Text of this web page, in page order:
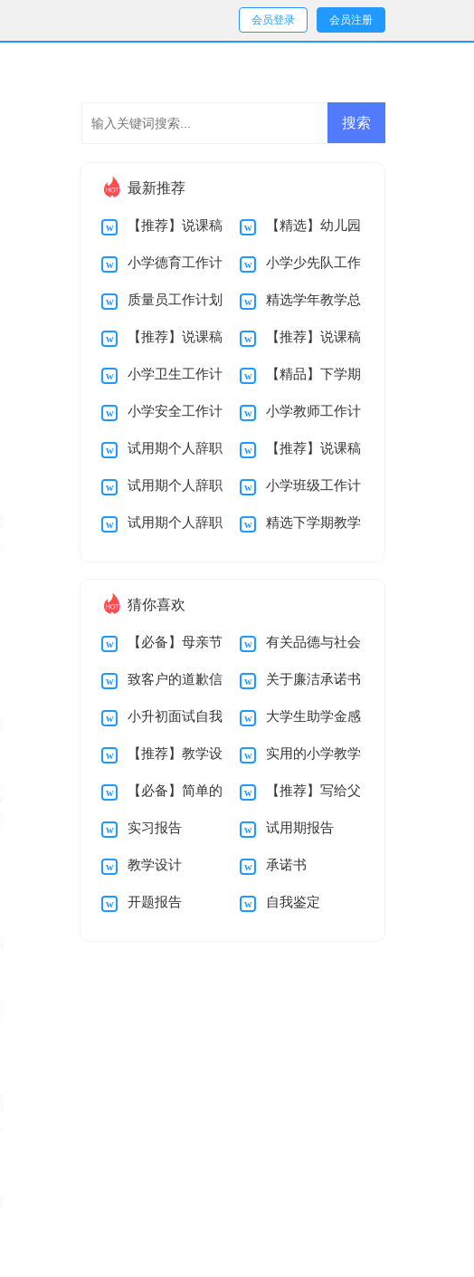
会员登录 会员注册
最新推荐
【推荐】说课稿
初中集锦四篇
【精选】幼儿园
说课稿三篇
小学德育工作计
划
小学少先队工作
计划
质量员工作计划 精选学年教学总
结范文汇总6篇
【推荐】说课稿
范文集锦7篇
【推荐】说课稿
4篇
小学卫生工作计
划
【精品】下学期
教学总结10篇
小学安全工作计
划
小学教师工作计
划
试用期个人辞职
报告范文7篇
【推荐】说课稿
3篇
试用期个人辞职
报告范文汇总10篇
小学班级工作计
划范文
试用期个人辞职 精选下学期教学
猜你喜欢
【必备】母亲节
感谢信三篇
有关品德与社会
教学总结汇编十篇
致客户的道歉信 关于廉洁承诺书
汇编九篇
小升初面试自我
介绍
大学生助学金感
谢信15篇
【推荐】教学设
计方案模板汇编八篇
实用的小学教学
计划二年级三篇
【必备】简单的
自我介绍范文汇编五
篇
【推荐】写给父
母的感谢信三篇
实习报告 试用期报告
教学设计 承诺书
开题报告 自我鉴定